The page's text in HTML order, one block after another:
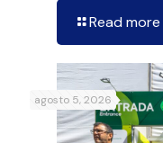
Read more
agosto 5, 2026